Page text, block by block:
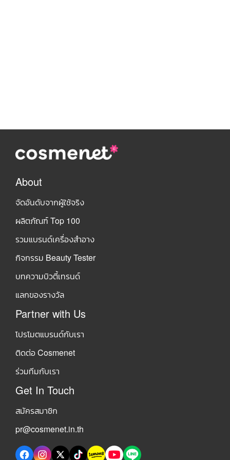
About
จัดอันดับจากผู้ใช้จริง
ผลิตภัณฑ์ Top 100
รวมแบรนด์เครื่องสำอาง
กิจกรรม Beauty Tester
บทความบิวตี้เทรนด์
แลกของรางวัล
Partner with Us
โปรโมตแบรนด์กับเรา
ติดต่อ Cosmenet
ร่วมทีมกับเรา
Get In Touch
สมัครสมาชิก
pr@cosmenet.in.th